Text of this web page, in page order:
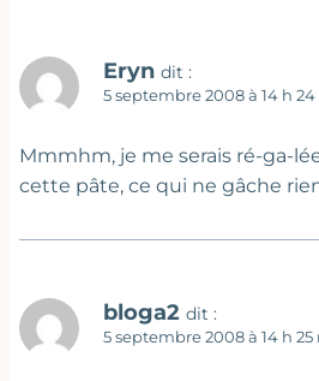
Eryn dit :
5 septembre 2008 à 14 h
Mmmhm, je me serais ré-ga-
cette pâte, ce qui ne gâche
bloga2 dit :
5 septembre 2008 à 14 h 25